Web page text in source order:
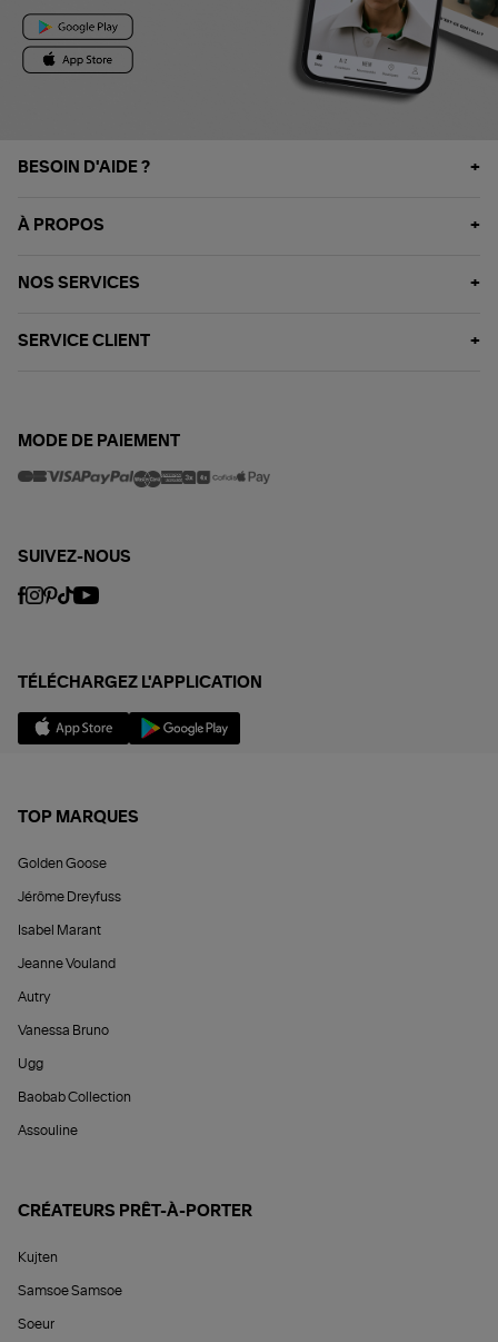
BESOIN D'AIDE ?
À PROPOS
NOS SERVICES
SERVICE CLIENT
MODE DE PAIEMENT
SUIVEZ-NOUS
TÉLÉCHARGEZ L'APPLICATION
TOP MARQUES
Golden Goose
Jérôme Dreyfuss
Isabel Marant
Jeanne Vouland
Autry
Vanessa Bruno
Ugg
Baobab Collection
Assouline
CRÉATEURS PRÊT-À-PORTER
Kujten
Samsoe Samsoe
Soeur